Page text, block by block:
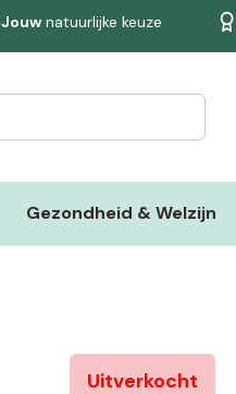
Jouwnatuurlijke keuze
Gezondheid & Welzijn
Uitverkocht